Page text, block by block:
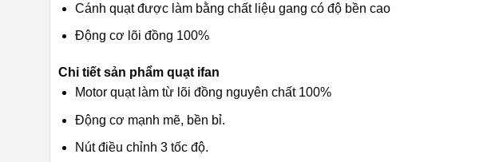
Cánh quạt được làm bằng chất liệu gang có độ bền cao
Động cơ lõi đồng 100%
Chi tiết sản phẩm quạt ifan
Motor quạt làm từ lõi đồng nguyên chất 100%
Động cơ mạnh mẽ, bền bỉ.
Nút điều chỉnh 3 tốc độ.